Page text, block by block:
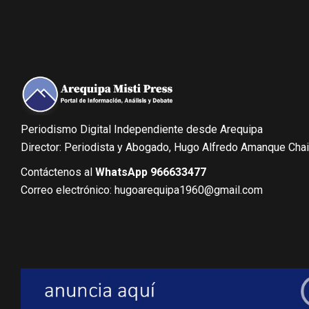
Periodismo Digital Independiente desde Arequipa
Director: Periodista y Abogado, Hugo Alfredo Amanque
Contáctenos al WhatsApp 966633477
Correo electrónico: hugoarequipa1960@gmail.com